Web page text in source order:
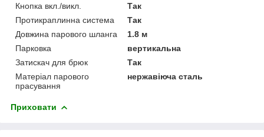
Кнопка вкл./викл.
Так
Протикраплинна система
Так
Довжина парового шланга
1.8 м
Парковка
вертикальна
Затискач для брюк
Так
Матеріал парового
прасування
нержавіюча сталь
Приховати